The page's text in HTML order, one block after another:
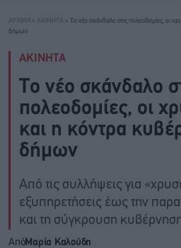
ΑΡΧΙΚΗ » ΑΚΙΝΗΤΑ »
Το νέο σκάνδαλο στις πολεοδομίες, οι
δήμων
ΑΚΙΝΗΤΑ
Το νέο σκάνδαλο
πολεοδομίες, οι
και η κόντρα
δήμων
Από τις συλλήψεις για
εξυπηρετήσεις έως την
και τη σύγκρουση
ΑπόΜαρία Καλούδη